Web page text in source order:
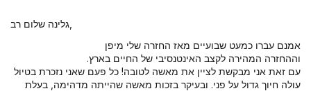
אמנם עברו כמעט שבועיים מאז החזרה שלי מיפן
וההחזרה המהירה לקצב האינטנסיבי של החיים בארץ.
עם זאת אני מבקשת לציין את מאשה לטובה! כל פעם שאני נזכרת בטיול
עולה חיוך גדול על פני. ובעיקר בזכות מאשה שהייתה מדהימה, בעלת